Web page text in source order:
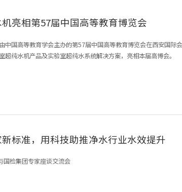
亮相第57届中国高等教育博览会
中国高等教育学会主办的第57届中国高等教育博览会在西安国际
超纯水机产品及实验室超纯水系统解决方案，亮相本届高博会。
标准，用科技助推净水行业水效提升
检集团专家座谈交流会